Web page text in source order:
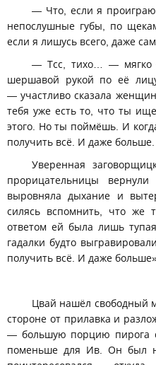
— Что, если я
непослушные губы, по
если я лишусь всего, даже
— Тсс, тихо… — мягко
шершавой рукой по её
— участливо сказала
тебя уже есть то, что ты
этого. Но ты поймёшь. И
получить всё. И даже больше.
Уверенная
прорицательницы
выровняла дыхание и
силясь вспомнить, что же
ответом ей была лишь
гадалки будто
получить всё. И даже
Цвай нашёл свободный
стороне от прилавка и
— большую порцию пирога с
поменьше для Ив. Он был